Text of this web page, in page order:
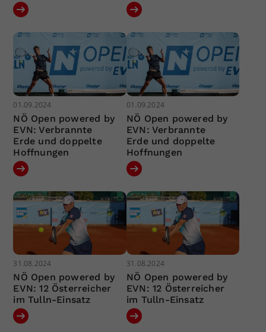
01.09.2024
NÖ Open powered by
EVN: Verbrannte
Erde und doppelte
Hoffnungen
01.09.2024
NÖ Open powered by
EVN: Verbrannte
Erde und doppelte
Hoffnungen
31.08.2024
NÖ Open powered by
EVN: 12 Österreicher
im Tulln-Einsatz
31.08.2024
NÖ Open powered by
EVN: 12 Österreicher
im Tulln-Einsatz